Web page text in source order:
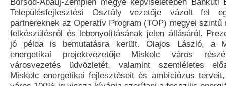
Településfejlesztési Osztály vezetője vázolt fel
partnereknek az Operatív Program (TOP) megyei szintű
felkészülésről és lebonyolításának jelen állásáról.
jó példa is bemutatásra került. Olajos László, a
energetikai projektvezetője Miskolc város
városvezetés üdvözletét, valamint szemléletes
Miskolc energetikai fejlesztéseit és ambiciózus